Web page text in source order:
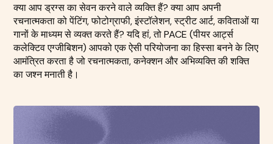
क्या आप ड्रग्स का सेवन करने वाले व्यक्ति हैं? क्या आप अपनी
रचनात्मकता को पेंटिंग, फोटोग्राफी, इंस्टॉलेशन, स्ट्रीट आर्ट, कविताओं या
गानों के माध्यम से व्यक्त करते हैं? यदि हां, तो PACE (पीयर आर्ट्स
कलेक्टिव एग्जीबिशन) आपको एक ऐसी परियोजना का हिस्सा बनने के लिए
आमंत्रित करता है जो रचनात्मकता, कनेक्शन और अभिव्यक्ति की शक्ति
का जश्न मनाती है।